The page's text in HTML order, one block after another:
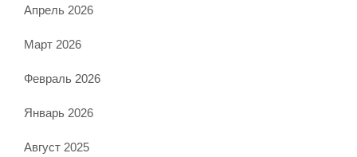
Апрель 2026
Март 2026
Февраль 2026
Январь 2026
Август 2025